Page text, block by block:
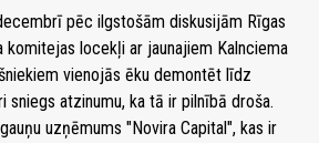
pēc ilgstošām diskusijām Rīgas
komitejas locekļi ar jaunajiem Kalnciema
vienojās ēku demontēt līdz
sniegs atzinumu, ka tā ir pilnībā droša.
uzņēmums "Novira Capital", kas ir